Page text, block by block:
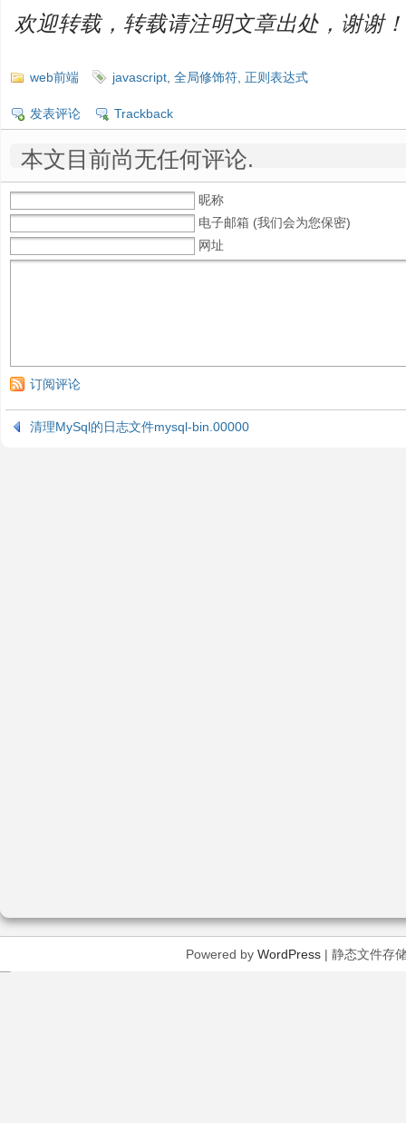
欢迎转载，转载请注明文章出处，谢谢！
web前端 javascript 全局修饰符 正则表达式
发表评论 Trackback
本文目前尚无任何评论.
昵称
电子邮箱 (我们会为您保密)
网址
订阅评论
清理MySql的日志文件mysql-bin.00000
Powered by WordPress| 静态文件存